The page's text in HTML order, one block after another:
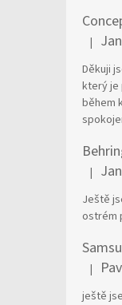
|
Děkuji
který je
během
|
Ještě
ostrém
|
ještě